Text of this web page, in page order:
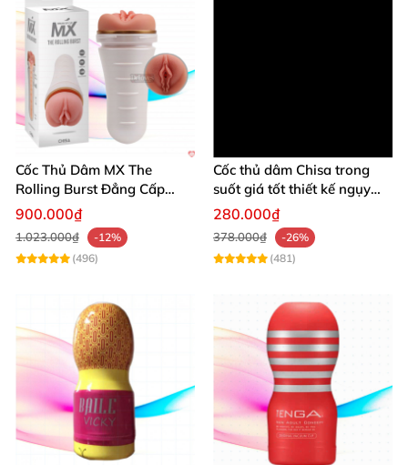
Cốc Thủ Dâm MX The
Rolling Burst Đẳng Cấp
Ngụy Trang Tinh Tế
900.000₫
1.023.000₫
-12%
(496)
Cốc thủ dâm Chisa trong
suốt giá tốt thiết kế ngụy
trang
280.000₫
378.000₫
-26%
(481)